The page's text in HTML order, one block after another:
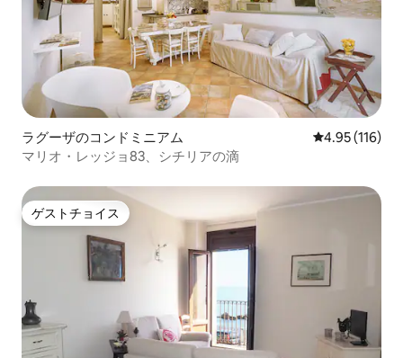
ラグーザのコンドミニアム レビュー116
4.95 (116)
マリオ・レッジョ83、シチリアの滴
ゲストチョイス
ゲストチョイス